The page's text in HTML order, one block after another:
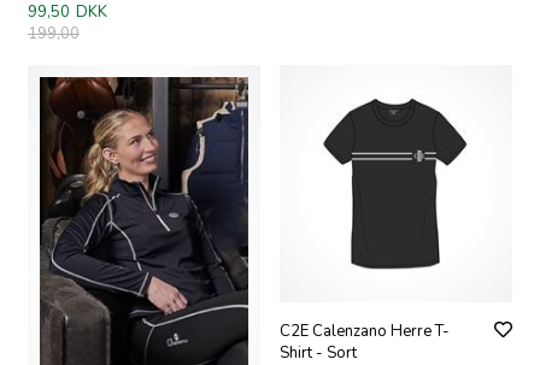
99,50 DKK
199,00
C2E Calenzano Herre T-
Shirt - Sort